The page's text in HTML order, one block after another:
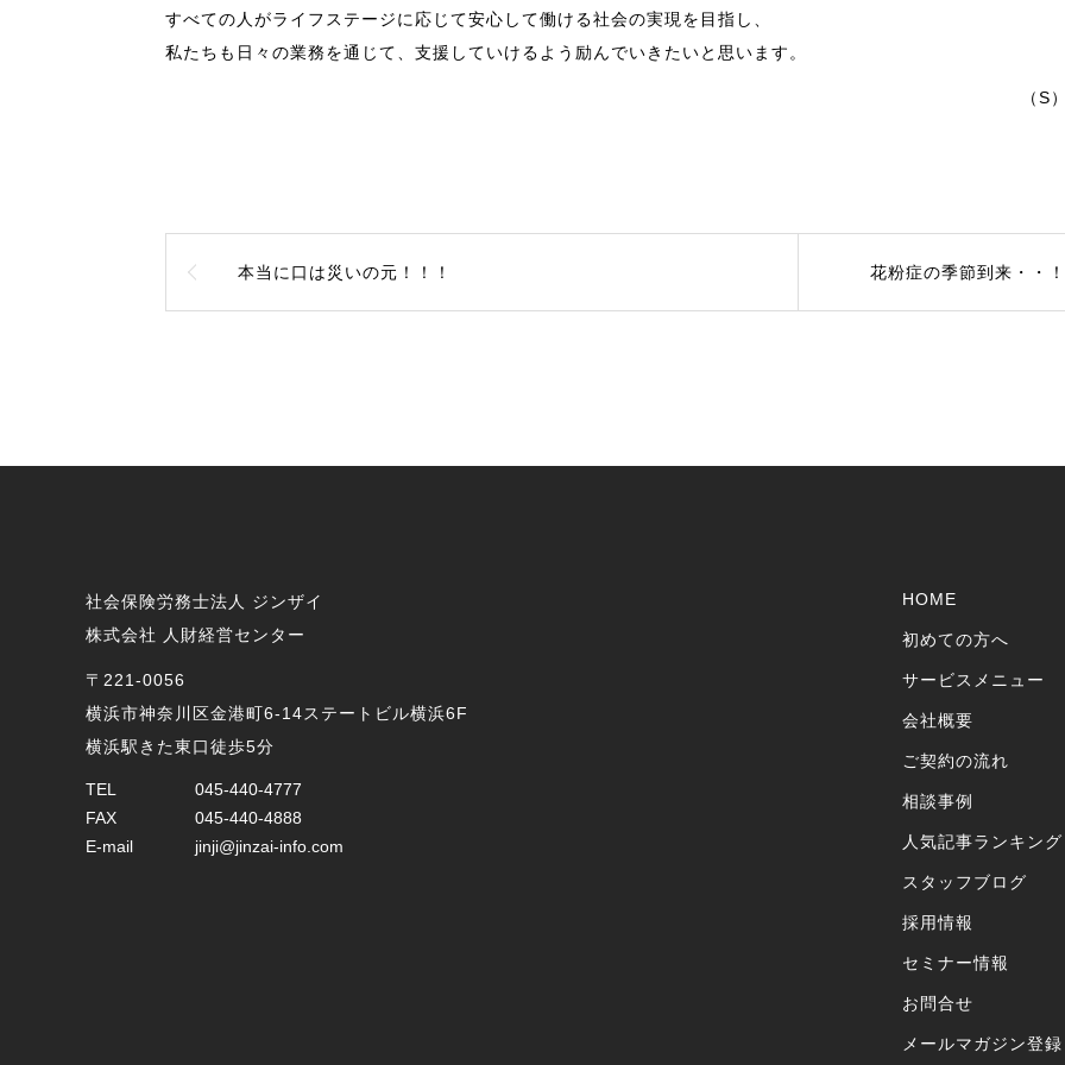
すべての人がライフステージに応じて安心して働ける社会の実現を目指し、
私たちも日々の業務を通じて、支援していけるよう励んでいきたいと思います。
（S
本当に口は災いの元！！！ 花粉症の季節到来・・！
社会保険労務士法人 ジンザイ
株式会社 人財経営センター
〒221-0056
横浜市神奈川区金港町6-14ステートビル横浜6F
横浜駅きた東口徒歩5分
TEL
045-440-4777
FAX
045-440-4888
E-mail
jinji@jinzai-info.com
HOME
初めての方へ
サービスメニュー
会社概要
ご契約の流れ
相談事例
人気記事ランキング
スタッフブログ
採用情報
セミナー情報
お問合せ
メールマガジン登録